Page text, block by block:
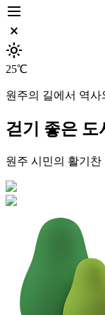
dehaze
close_small
light_mode
25℃
원주의 길에서 역
걷기 좋은 도
원주 시민의 활기찬